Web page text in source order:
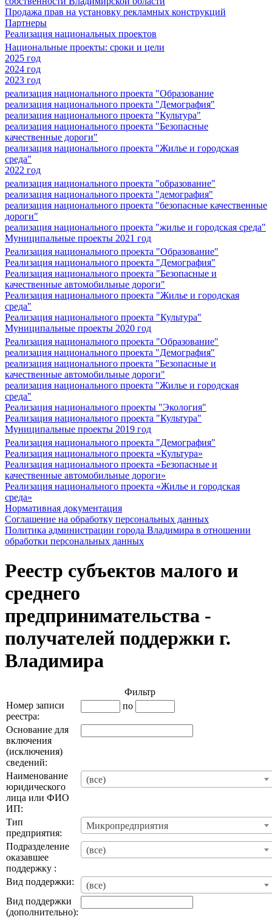
Продажа прав на установку рекламных конструкций
Партнеры
Реализация национальных проектов
Национальные проекты: сроки и цели
2025 год
2024 год
2023 год
реализация национального проекта "Образование
реализация национального проекта "Демография"
реализация национального проекта "Культура"
реализация национального проекта "Безопасные
качественные дороги"
реализация национального проекта "Жилье и городская
среда"
2022 год
реализация национального проекта "образование"
реализация национального проекта "демография"
реализация национального проекта "безопасные качественные
дороги"
реализация национального проекта "жилье и городская среда"
Муниципальные проекты 2021 год
Реализация национального проекта "Образование"
Реализация национального проекта "Демография"
Реализация национального проекта "Безопасные и
качественные автомобильные дороги"
Реализация национального проекта "Жилье и городская
среда"
Реализация национального проекта "Культура"
Муниципальные проекты 2020 год
Реализация национального проекта "Образование"
реализация национального проекта "Демография"
реализация национального проекта "Безопасные и
качественные автомобильные дороги"
реализация национального проекта "Жилье и городская
среда"
Реализация национального проекты "Экология"
Реализация национального проекта "Культура"
Муниципальные проекты 2019 год
Реализация национального проекта "Демография"
Реализация национального проекта «Культура»
Реализация национального проекта «Безопасные и
качественные автомобильные дороги»
Реализация национального проекта «Жилье и городская
среда»
Нормативная документация
Соглашение на обработку персональных данных
Политика администрации города Владимира в отношении
обработки персональных данных
Реестр субъектов малого и
среднего
предпринимательства -
получателей поддержки г.
Владимира
Фильтр
Номер записи
реестра:
по
Основание для
включения
(исключения)
сведений:
Наименование
юридического
лица или ФИО
ИП:
(все)
Тип
предприятия:
Микропредприятия
Подразделение
оказавшее
поддержку :
(все)
Вид поддержки:
(все)
Вид поддержки
(дополнительно):